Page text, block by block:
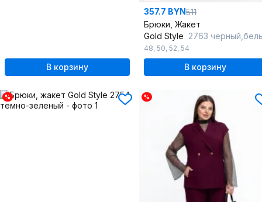
В корзину
357.7 BYN511
Брюки, Жакет
Gold Style 2763
48, 50, 52, 54
В корзину
% %